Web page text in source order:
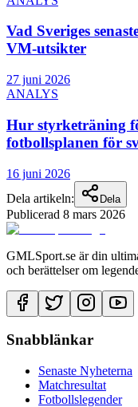
Vad Sveriges
VM-utsikter
27 juni 2026
ANALYS
Hur styrketräning
fotbollsplanen för
16 juni 2026
Dela artikeln:
Dela
Publicerad 8 mars 2026
GMLSport.se är din
och berättelser om
Snabblänkar
Senaste Nyheterna
Matchresultat
Fotbollslegender